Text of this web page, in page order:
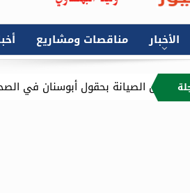
الأخبار مناقصات ومشاريع
بحقول أبوسنان في الصحراء الغربية
للجهالة